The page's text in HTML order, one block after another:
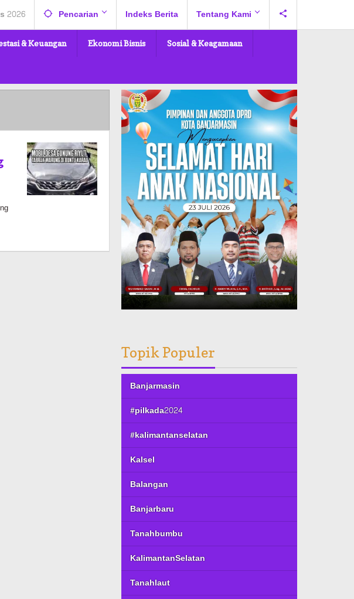
2026 Pencarian Indeks Berita Tentang Kami
& Keuangan Ekonomi Bisnis Sosial & Keagamaan
Topik Populer
Banjarmasin
#pilkada2024
#kalimantanselatan
Kalsel
Balangan
Banjarbaru
Tanahbumbu
KalimantanSelatan
Tanahlaut